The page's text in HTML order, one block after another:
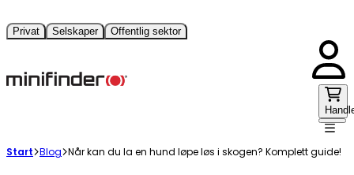
Privat Selskaper Offentlig sektor
Start Blog Når kan du la en hund løpe løs i skogen? Komplett guide!